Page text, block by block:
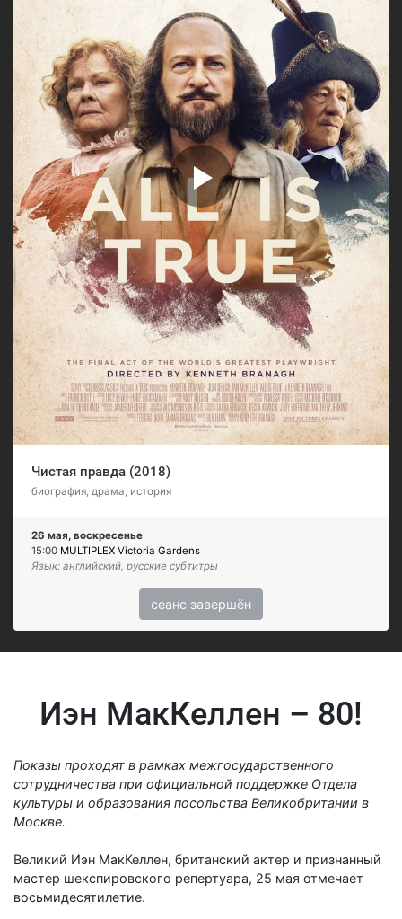
Чистая правда (2018)
биография, драма, история
26 мая, воскресенье
15:00 MULTIPLEX Victoria Gardens
Язык: английский, русские субтитры
сеанс завершён
Иэн МакКеллен – 80!
Показы проходят в рамках межгосударственного
сотрудничества при официальной поддержке Отдела
культуры и образования посольства Великобритании в
Москве.
Великий Иэн МакКеллен, британский актер и признанный
мастер шекспировского репертуара, 25 мая отмечает
восьмидесятилетие.